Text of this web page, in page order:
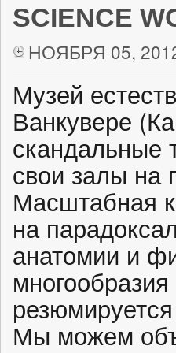
SCIENCE
НОЯБРЯ 05,
Музей
Ванкувере
скандальные
свои залы на
Масштабная
на
анатомии и
Мы можем